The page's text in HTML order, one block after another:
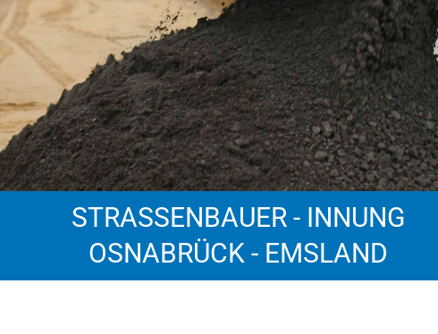
STRASSENBAUER - INNUNG
OSNABRÜCK - EMSLAND